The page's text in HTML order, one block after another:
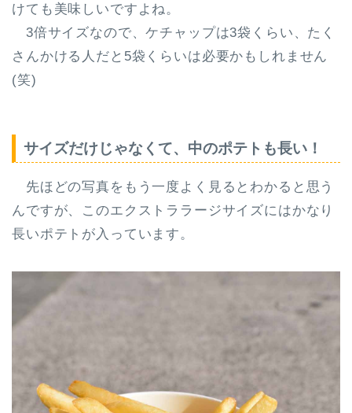
けても美味しいですよね。
3倍サイズなので、ケチャップは3袋くらい、たく
さんかける人だと5袋くらいは必要かもしれません
(笑)
サイズだけじゃなくて、中のポテトも長い！
先ほどの写真をもう一度よく見るとわかると思う
んですが、このエクストララージサイズにはかなり
長いポテトが入っています。